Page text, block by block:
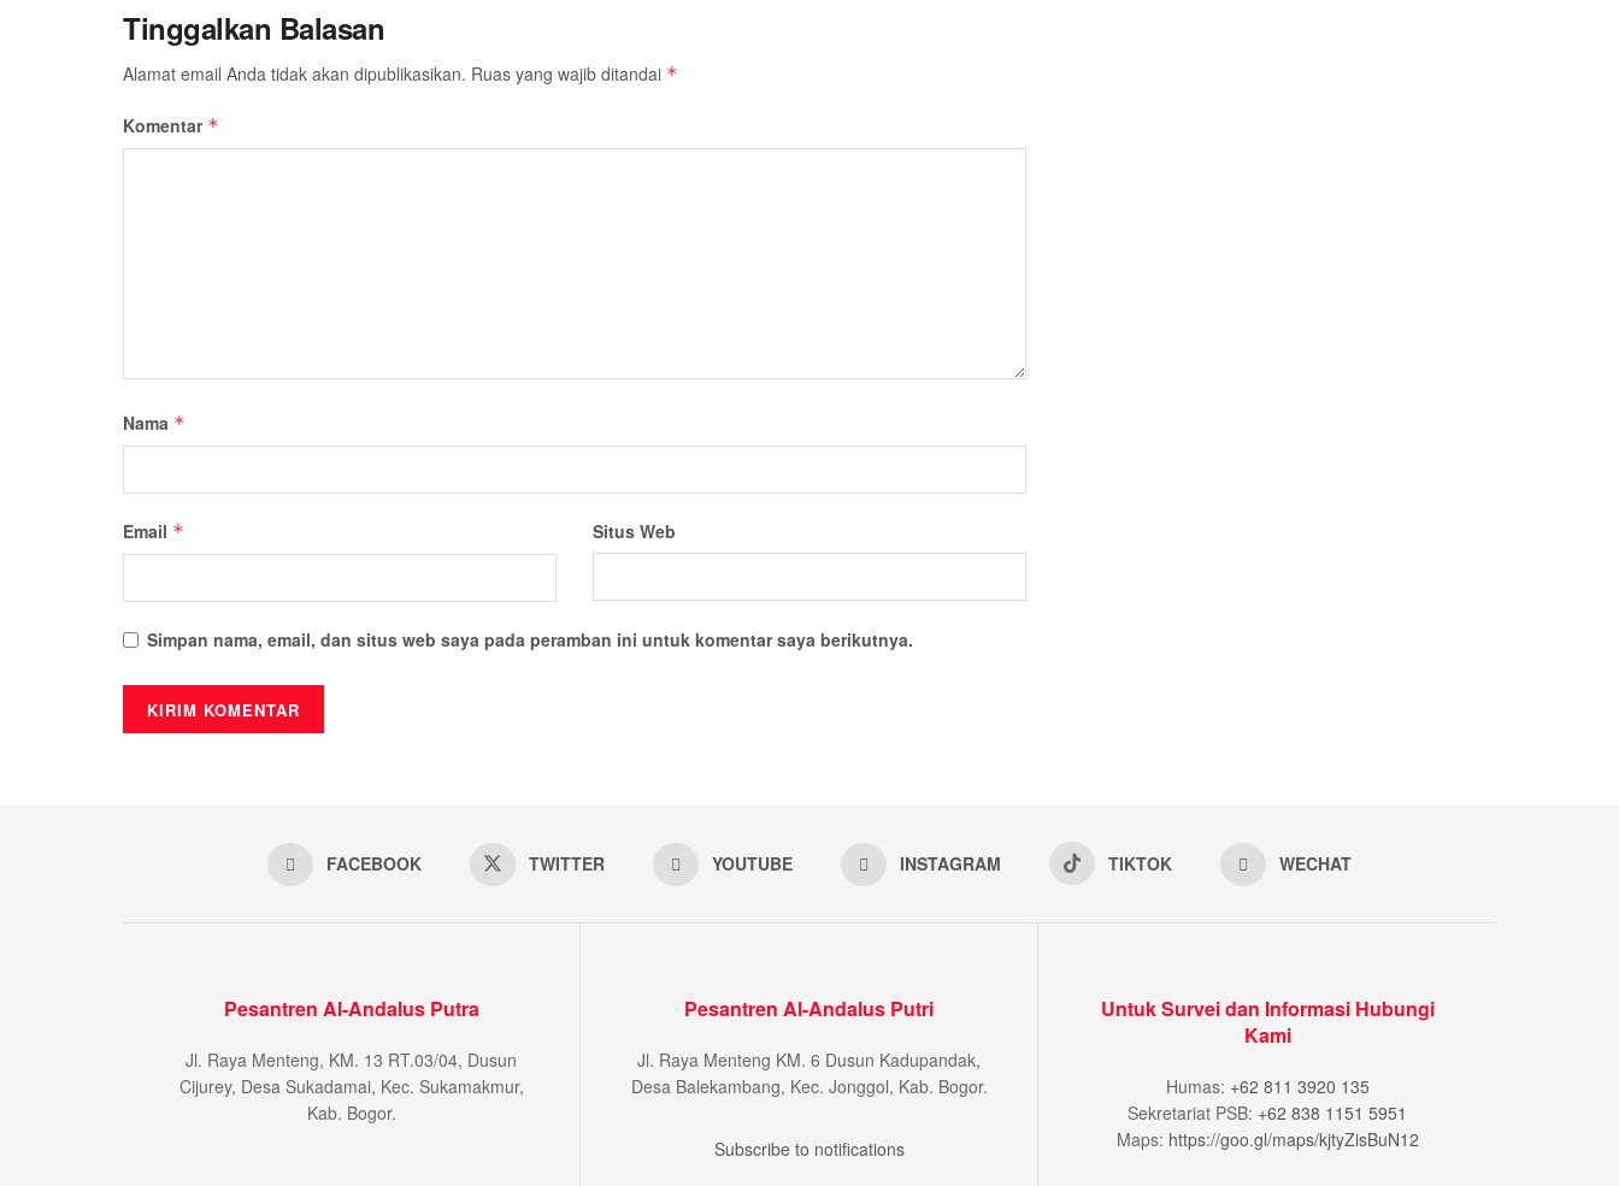
Tinggalkan Balasan
Alamat email Anda tidak akan dipublikasikan. Ruas yang wajib ditandai *
Komentar *
Nama *
Email * Situs Web
Simpan nama, email, dan situs web saya pada peramban ini untuk komentar saya berikutnya.
FACEBOOK TWITTER YOUTUBE INSTAGRAM TIKTOK WECHAT
Pesantren Al-Andalus Putra
Jl. Raya Menteng, KM. 13 RT.03/04, Dusun
Cijurey, Desa Sukadamai, Kec. Sukamakmur,
Kab. Bogor.
Pesantren Al-Andalus Putri
Jl. Raya Menteng KM. 6 Dusun Kadupandak,
Desa Balekambang, Kec. Jonggol, Kab. Bogor.
Subscribe to notifications
Untuk Survei dan Informasi Hubungi
Kami
Humas: +62 811 3920 135
Sekretariat PSB: +62 838 1151 5951
Maps: https://goo.gl/maps/kjtyZisBuN12